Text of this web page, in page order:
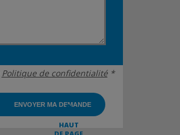
Politique de confidentialité*
HAUT